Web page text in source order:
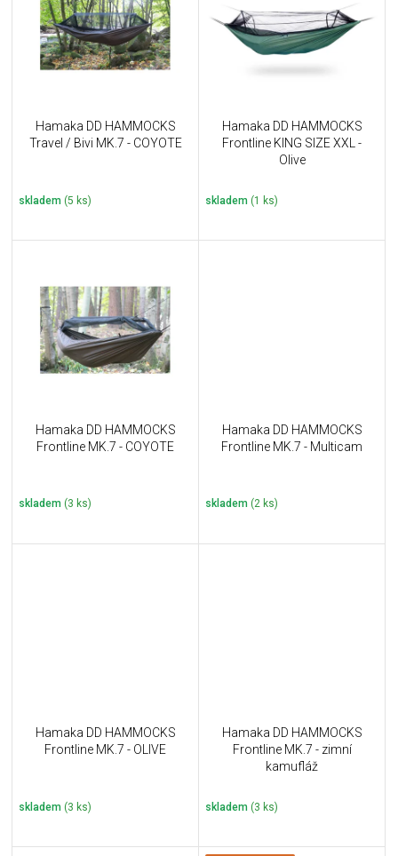
Hamaka DD HAMMOCKS
Travel / Bivi MK.7 - COYOTE
skladem (5 ks)
Hamaka DD HAMMOCKS
Frontline KING SIZE XXL -
Olive
skladem (1 ks)
Hamaka DD HAMMOCKS
Frontline MK.7 - COYOTE
skladem (3 ks)
Hamaka DD HAMMOCKS
Frontline MK.7 - Multicam
skladem (2 ks)
Hamaka DD HAMMOCKS
Frontline MK.7 - OLIVE
skladem (3 ks)
Hamaka DD HAMMOCKS
Frontline MK.7 - zimní
kamufláž
skladem (3 ks)